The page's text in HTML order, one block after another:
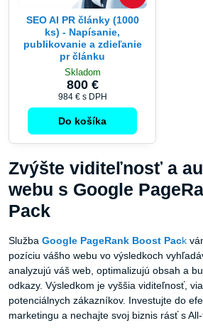
SEO AI PR články (1000
ks) - Napísanie,
publikovanie a zdieľanie
pr článku
Skladom
800 €
984 € s DPH
Do košíka
Zvýšte viditeľnosť a
webu s Google
Pack
Služba Google PageRank Boost Pack
pozíciu vášho webu vo výsledkoch
analyzujú váš web, optimalizujú obsah a
odkazy. Výsledkom je vyššia viditeľnosť,
potenciálnych zákazníkov. Investujte do
marketingu a nechajte svoj biznis rásť s All-